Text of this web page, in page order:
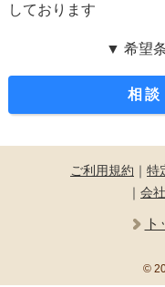
しております
▼ 希望
相
ご利用規約 ｜ 特
｜ 会
©